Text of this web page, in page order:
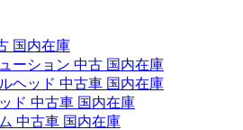
国内在庫
ーション 中古 国内在庫
ヘッド 中古車 国内在庫
ド 中古車 国内在庫
中古車 国内在庫